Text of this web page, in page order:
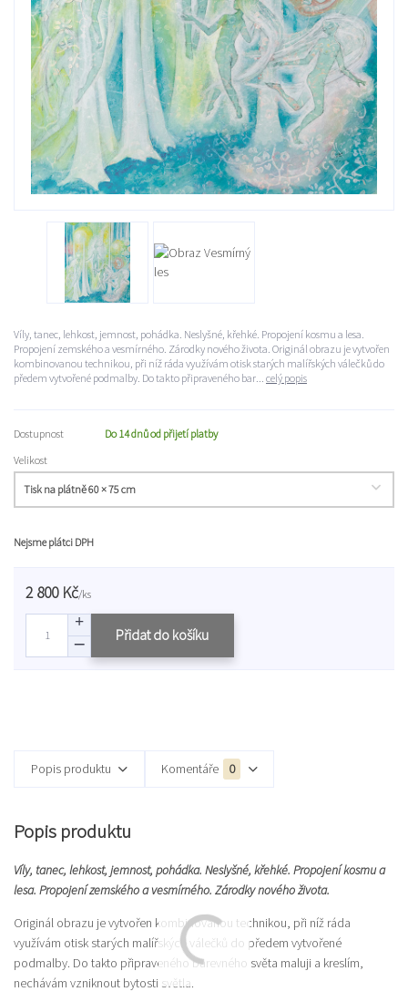
Víly, tanec, lehkost, jemnost, pohádka. Neslyšné, křehké. Propojení kosmu a lesa.
Propojení zemského a vesmírného. Zárodky nového života. Originál obrazu je vytvořen
kombinovanou technikou, při níž ráda využívám otisk starých malířských válečků do
předem vytvořené podmalby. Do takto připraveného bar... celý popis
Dostupnost
Do 14 dnů od přijetí platby
Velikost
Nejsme plátci DPH
2 800 Kč/ks
Přidat do košíku
Popis produktu Komentáře 0
Popis produktu
Víly, tanec, lehkost, jemnost, pohádka. Neslyšné, křehké. Propojení kosmu a
lesa. Propojení zemského a vesmírného. Zárodky nového života.
Originál obrazu je vytvořen kombinovanou technikou, při níž ráda
využívám otisk starých malířských válečků do předem vytvořené
podmalby. Do takto připraveného barevného světa maluji a kreslím,
nechávám vzniknout bytosti světla.